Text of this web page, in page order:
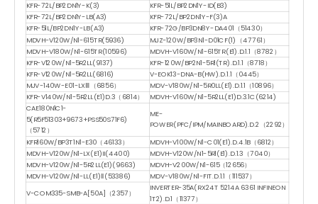
KFR-72L/BP2DN1Y-K(3)
KFR-51L/BP2DN1Y-ID(B3)
KFR-72L/BP2DN1Y-LB(A3)
KFR-72L/BP2DN1Y-F(3)A
KFR-51L/BP2DN1Y-LB(A3)
KFR-72G/BP3DN8Y-DA401（51430）
MDVH-V120W/N1-615TR(5936)
MJZ-120W/BP3N1-D01CF(1)（47761）
MDVH-V180W/N1-615TR(10596)
MDVH-V160W/N1-615TR(E1).D.1.1（8782）
KFR-V120W/N1-5R2LL(9137)
KFR-120W/BP2N1-5R1(TR).D.1.1（8718）
KFR-V120W/N1-5R2LL(6816)
V-EOK13-DNA-B(HW).D.1.1（0445）
MJV-140W-E01-LXⅢ（6856）
MDV-V180W/N1-5R0LL(E1).D.1.1（10896）
KFR-V140W/N1-5R2LL(E1)D.3（6814）
MDVH-V160W/N1-5R2LL(E1)D.3.1C(6214)
CAE180N1C1-
5(R5F51303+9673+PSS50S71F6)
（5712）
ME-
POWER(PFC/IPM/MAINBOARD).D.2（2292）
KFR160W/BP3T1N1-E30（46133）
MDVH-V100W/N1-C01(E1).D.4.1B（6812）
MDVH-V120W/N1-LX(E1)II(4400)
MDVH-V120W/N1-5R1(E1).D.1.3（7040）
MDVH-V120W/N1-5R2LL(E1)(9663)
MDVH-V200W/N1-615（12656）
MDVH-V120W/N1-LL(E1)Ⅱ(53386)
MDV-V180W/N1-FIT.D.1.1（111537）
V-COM335-SMB-A[50A]（2357）
INVERTER-35A(RX24T 5214A 6361 INFINEON
1T2).D.1（11377）